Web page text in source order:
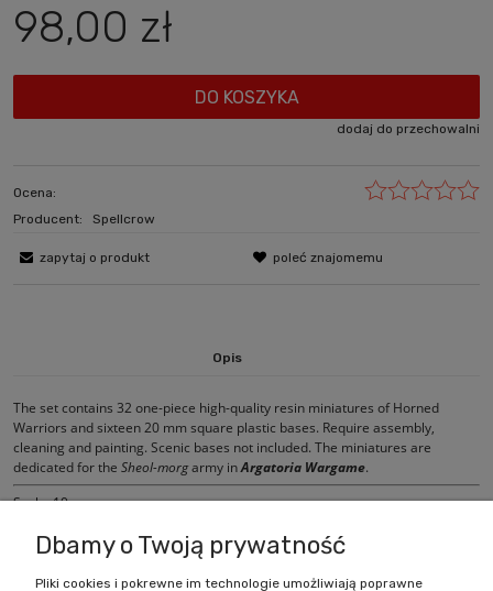
98,00 zł
DO KOSZYKA
dodaj do przechowalni
Ocena:
Producent:
Spellcrow
zapytaj o produkt poleć znajomemu
Opis
The set contains 32 one-piece high-quality resin miniatures of Horned
Warriors and sixteen 20 mm square plastic bases. Require assembly,
cleaning and painting. Scenic bases not included. The miniatures are
dedicated for the Sheol-morgarmy inArgatoria Wargame.
Scale: 10 mm
Dbamy o Twoją prywatność
Pliki cookies i pokrewne im technologie umożliwiają poprawne